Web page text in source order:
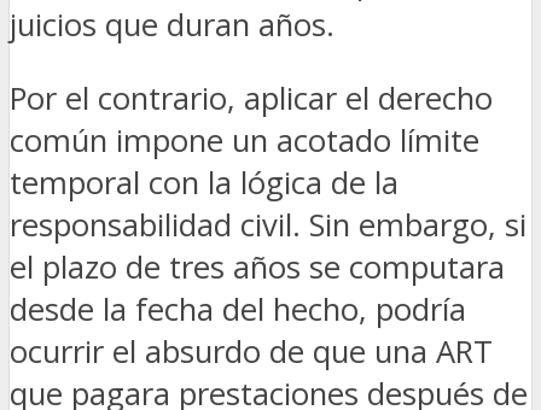
juicios que duran años.
Por el contrario, aplicar el derecho
común impone un acotado límite
temporal con la lógica de la
responsabilidad civil. Sin embargo, si
el plazo de tres años se computara
desde la fecha del hecho, podría
ocurrir el absurdo de que una ART
que pagara prestaciones después de